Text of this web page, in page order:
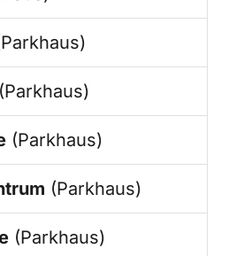
(Parkhaus)
(Parkhaus)
(Parkhaus)
(Parkhaus)